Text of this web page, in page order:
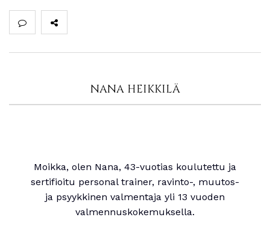
NANA HEIKKILÄ
Moikka, olen Nana, 43-vuotias koulutettu ja
sertifioitu personal trainer, ravinto-, muutos-
ja psyykkinen valmentaja yli 13 vuoden
valmennuskokemuksella.